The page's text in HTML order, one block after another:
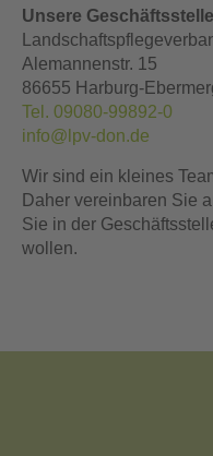
Unsere
Alemannenstr. 15
86655 Harburg-
Tel. 09080-99892-0
info@lpv-don.de
Wir sind ein kleines
Daher vereinbaren Sie
Sie in der
wollen.